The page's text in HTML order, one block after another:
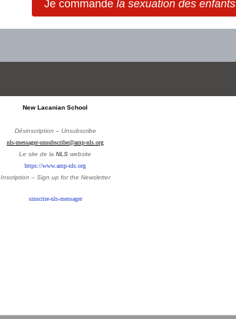
Je commande la sexuation des enfants
New Lacanian School
Désinscription – Unsubscribe
nls-messager-unsubscribe@amp-nls.org
Le site de la NLS website
https://www.amp-nls.org
Inscription – Sign up for the Newsletter
sinscrire-nls-messager